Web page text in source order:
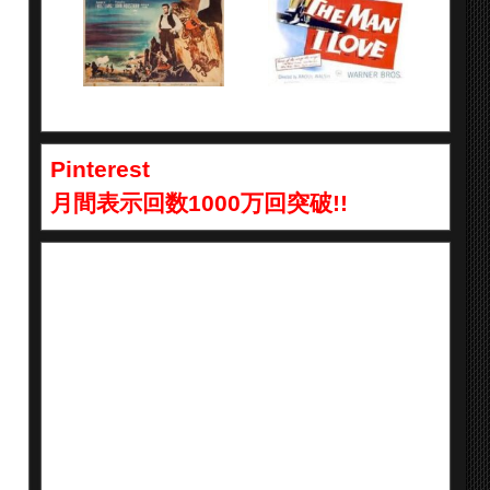
Pinterest
月間表示回数1000万回突破!!